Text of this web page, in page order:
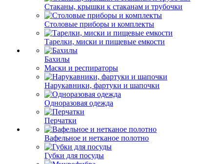
Стаканы, крышки к стаканам и трубочки
Столовые приборы и комплекты
Тарелки, миски и пищевые емкости
Бахилы
Маски и респираторы
Нарукавники, фартуки и шапочки
Одноразовая одежда
Перчатки
Вафельное и нетканое полотно
Губки для посуды